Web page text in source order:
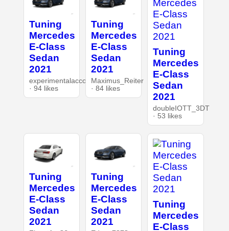
Tuning
Mercedes
E-Class
Sedan
2021
experimentalaccount
· 94 likes
Tuning
Mercedes
E-Class
Sedan
2021
Maximus_Reiter
· 84 likes
Tuning
Mercedes
E-Class
Sedan
2021
doubleIOTT_3DT
· 53 likes
Tuning
Mercedes
E-Class
Sedan
2021
Tuning
Mercedes
E-Class
Sedan
2021
Tuning
Mercedes
E-Class